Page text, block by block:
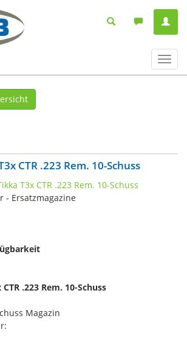
ein-/
CTR .223 Rem. 10-Schuss
- Ersatzmagazine
.223 Rem. 10-Schuss
Magazin